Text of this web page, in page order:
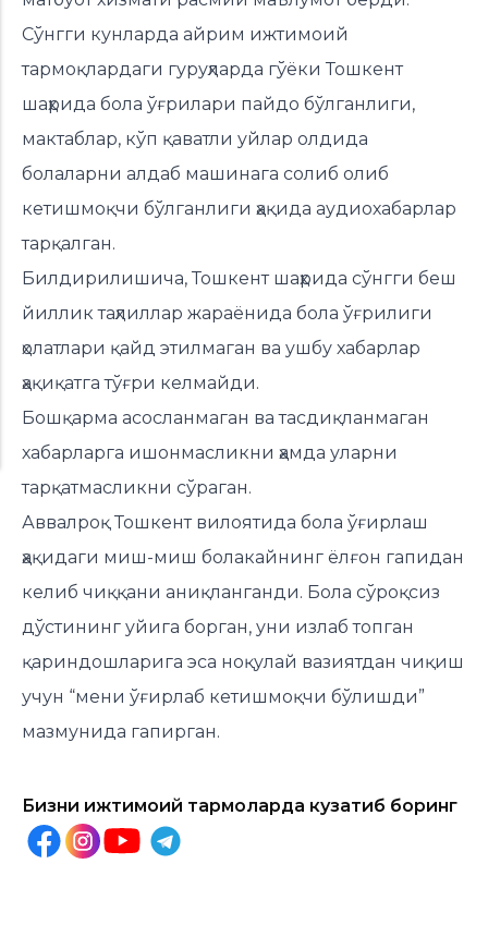
Сўнгги кунларда айрим ижтимоий
тармоқлардаги гуруҳларда гўёки Тошкент
шаҳрида бола ўғрилари пайдо бўлганлиги,
мактаблар, кўп қаватли уйлар олдида
болаларни алдаб машинага солиб олиб
кетишмоқчи бўлганлиги ҳақида аудиохабарлар
тарқалган.
Билдирилишича, Тошкент шаҳрида сўнгги беш
йиллик таҳлиллар жараёнида бола ўғрилиги
ҳолатлари қайд этилмаган ва ушбу хабарлар
ҳақиқатга тўғри келмайди.
Бошқарма асосланмаган ва тасдиқланмаган
хабарларга ишонмасликни ҳамда уларни
тарқатмасликни сўраган.
Аввалроқ Тошкент вилоятида бола ўғирлаш
ҳақидаги миш-миш болакайнинг ёлғон гапидан
келиб чиққани аниқланганди. Бола сўроқсиз
дўстининг уйига борган, уни излаб топган
қариндошларига эса ноқулай вазиятдан чиқиш
учун “мени ўғирлаб кетишмоқчи бўлишди”
мазмунида гапирган.
Бизни ижтимоий тармоқларда кузатиб боринг